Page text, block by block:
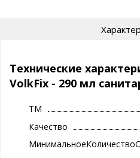
Технические
VolkFix - 290 мл
ТМ
Качество